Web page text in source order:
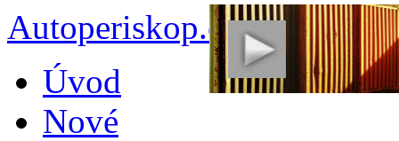
Autoperiskop.cz –
obsahu
webu
Úvod
Nové